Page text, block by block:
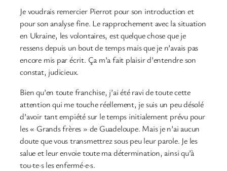
Je voudrais remercier Pierrot pour son introduction et
pour son analyse fine. Le rapprochement avec la situation
en Ukraine, les volontaires, est quelque chose que je
ressens depuis un bout de temps mais que je n’avais pas
encore mis par écrit. Ça m’a fait plaisir d’entendre son
constat, judicieux.
Bien qu’en toute franchise, j’ai été ravi de toute cette
attention qui me touche réellement, je suis un peu désolé
d’avoir tant empiété sur le temps initialement prévu pour
les « Grands frères » de Guadeloupe. Mais je n’ai aucun
doute que vous transmettrez sous peu leur parole. Je les
salue et leur envoie toute ma détermination, ainsi qu’à
tou·te·s les enfermé·e·s.